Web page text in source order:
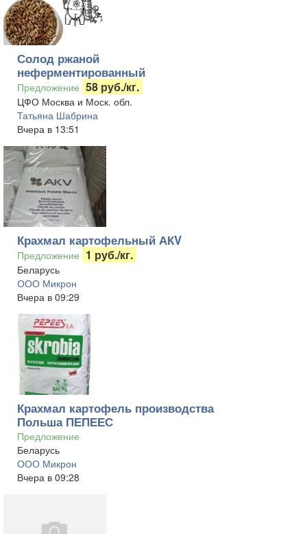
Солод ржаной
неферментированный
Предложение 58 руб./кг.
ЦФО Москва и Моск. обл.
Татьяна Шабрина
Вчера в 13:51
Крахмал картофельный АКV
Предложение 1 руб./кг.
Беларусь
ООО Микрон
Вчера в 09:29
Крахмал картофель производства
Польша ПЕПЕЕС
Предложение
Беларусь
ООО Микрон
Вчера в 09:28